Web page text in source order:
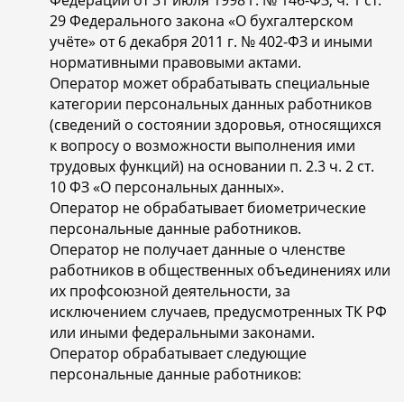
29 Федерального закона «О бухгалтерском
учёте» от 6 декабря 2011 г. № 402-ФЗ и иными
нормативными правовыми актами.
Оператор может обрабатывать специальные
категории персональных данных работников
(сведений о состоянии здоровья, относящихся
к вопросу о возможности выполнения ими
трудовых функций) на основании п. 2.3 ч. 2 ст.
10 ФЗ «О персональных данных».
Оператор не обрабатывает биометрические
персональные данные работников.
Оператор не получает данные о членстве
работников в общественных объединениях или
их профсоюзной деятельности, за
исключением случаев, предусмотренных ТК РФ
или иными федеральными законами.
Оператор обрабатывает следующие
персональные данные работников: